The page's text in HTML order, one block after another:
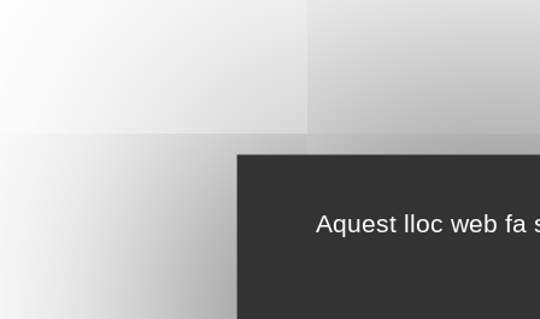
Aquest lloc web fa